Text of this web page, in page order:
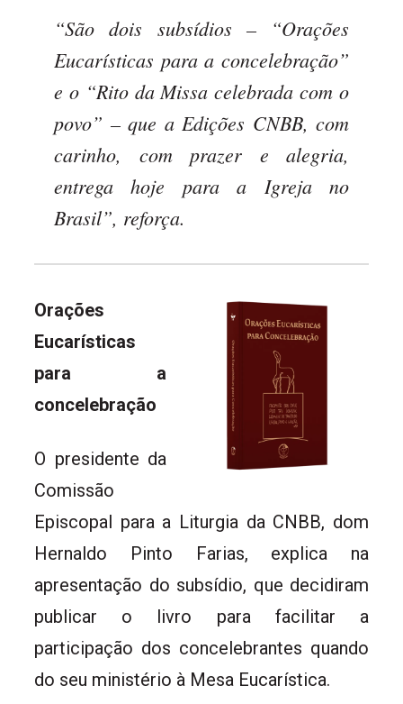
“São dois subsídios – “Orações
Eucarísticas para a concelebração”
e o “Rito da Missa celebrada com o
povo” – que a Edições CNBB, com
carinho, com prazer e alegria,
entrega hoje para a Igreja no
Brasil”, reforça.
Orações
Eucarísticas
para a
concelebração
O presidente da
Comissão
Episcopal para a Liturgia da CNBB, dom
Hernaldo Pinto Farias, explica na
apresentação do subsídio, que decidiram
publicar o livro para facilitar a
participação dos concelebrantes quando
do seu ministério à Mesa Eucarística.